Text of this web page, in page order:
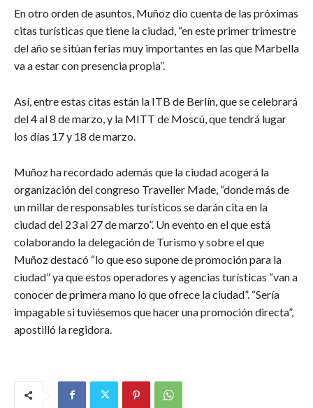
En otro orden de asuntos, Muñoz dio cuenta de las próximas
citas turísticas que tiene la ciudad, “en este primer trimestre
del año se sitúan ferias muy importantes en las que Marbella
va a estar con presencia propia”.
Así, entre estas citas están la ITB de Berlín, que se celebrará
del 4 al 8 de marzo, y la MITT de Moscú, que tendrá lugar
los días 17 y 18 de marzo.
Muñoz ha recordado además que la ciudad acogerá la
organización del congreso Traveller Made, “donde más de
un millar de responsables turísticos se darán cita en la
ciudad del 23 al 27 de marzo”. Un evento en el que está
colaborando la delegación de Turismo y sobre el que
Muñoz destacó “lo que eso supone de promoción para la
ciudad” ya que estos operadores y agencias turísticas “van a
conocer de primera mano lo que ofrece la ciudad”. “Sería
impagable si tuviésemos que hacer una promoción directa”,
apostilló la regidora.